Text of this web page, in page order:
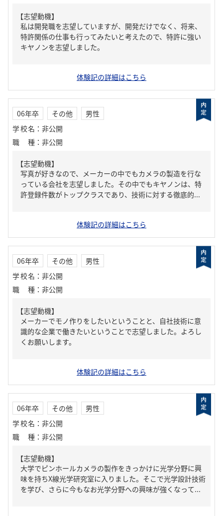
【志望動機】
私は開発職を志望していますが、開発だけでなく、将来、
特許関係の仕事も行ってみたいと考えたので、特許に強い
キヤノンを志望しました。
体験記の詳細はこちら
06年卒 その他
男性
学校名 ： 非公開
職種 ： 非公開
【志望動機】
写真が好きなので、メーカーの中でもカメラの製造を行な
っている会社を志望しました。その中でもキヤノンは、特
許登録件数がトップクラスであり、技術に対する徹底的...
体験記の詳細はこちら
06年卒 その他
男性
学校名 ： 非公開
職種 ： 非公開
【志望動機】
メーカーでモノ作りをしたいということと、自社技術に意
識的な企業で働きたいということで志望しました。よろし
くお願いします。
体験記の詳細はこちら
06年卒 その他
男性
学校名 ： 非公開
職種 ： 非公開
【志望動機】
大学でピンホールカメラの製作をきっかけに光学分野に興
味を持ちX線光学研究室に入りました。そこで光学設計技術
を学び、さらに今もなお光学分野への興味が強くなって...